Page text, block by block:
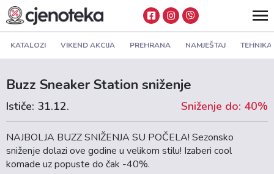
KATALOZI VIKEND AKCIJA PREHRANA NAMJEŠTAJ TEHNIKA
Buzz Sneaker Station sniženje
Ističe: 31.12. Sniženje do: 40%
NAJBOLJA BUZZ SNIŽENJA SU POČELA! Sezonsko
sniženje dolazi ove godine u velikom stilu! Izaberi cool
komade uz popuste do čak -40%.